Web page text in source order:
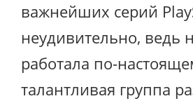
важнейших серий
неудивительно, ведь
работала по-
талантливая группа